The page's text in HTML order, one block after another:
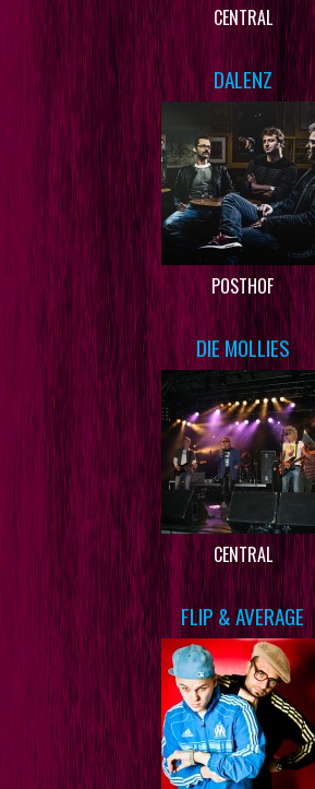
CENTRAL
DALENZ
POSTHOF
DIE MOLLIES
CENTRAL
FLIP & AVERAGE